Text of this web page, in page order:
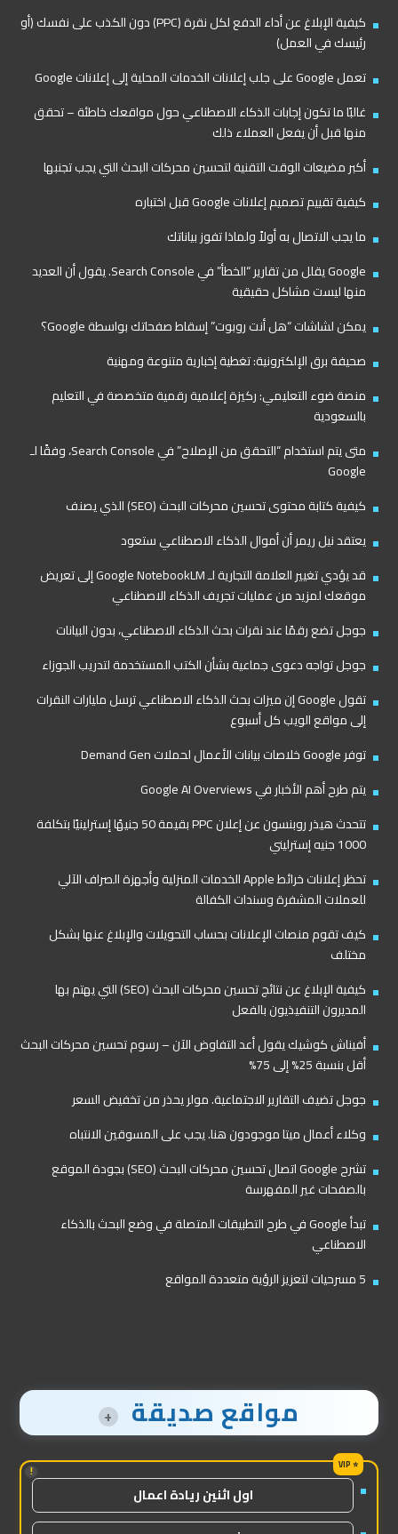
كيفية الإبلاغ عن أداء الدفع لكل نقرة (PPC) دون الكذب على نفسك (أو
رئيسك في العمل)
تعمل Google على جلب إعلانات الخدمات المحلية إلى إعلانات Google
غالبًا ما تكون إجابات الذكاء الاصطناعي حول مواقعك خاطئة – تحقق
منها قبل أن يفعل العملاء ذلك
أكبر مضيعات الوقت التقنية لتحسين محركات البحث التي يجب تجنبها
كيفية تقييم تصميم إعلانات Google قبل اختباره
ما يجب الاتصال به أولاً ولماذا تفوز بياناتك
Google يقلل من تقارير “الخطأ” في Search Console. يقول أن العديد
منها ليست مشاكل حقيقية
يمكن لشاشات “هل أنت روبوت” إسقاط صفحاتك بواسطة Google؟
صحيفة برق الإلكترونية: تغطية إخبارية متنوعة ومهنية
منصة ضوء التعليمي: ركيزة إعلامية رقمية متخصصة في التعليم
بالسعودية
متى يتم استخدام “التحقق من الإصلاح” في Search Console، وفقًا لـ
Google
كيفية كتابة محتوى تحسين محركات البحث (SEO) الذي يصنف
يعتقد نيل ريمر أن أموال الذكاء الاصطناعي ستعود
قد يؤدي تغيير العلامة التجارية لـ Google NotebookLM إلى تعريض
موقعك لمزيد من عمليات تجريف الذكاء الاصطناعي
جوجل تضع رقمًا عند نقرات بحث الذكاء الاصطناعي، بدون البيانات
جوجل تواجه دعوى جماعية بشأن الكتب المستخدمة لتدريب الجوزاء
تقول Google إن ميزات بحث الذكاء الاصطناعي ترسل مليارات النقرات
إلى مواقع الويب كل أسبوع
توفر Google خلاصات بيانات الأعمال لحملات Demand Gen
يتم طرح أهم الأخبار في Google AI Overviews
تتحدث هيذر روبنسون عن إعلان PPC بقيمة 50 جنيهًا إسترلينيًا بتكلفة
1000 جنيه إسترليني
تحظر إعلانات خرائط Apple الخدمات المنزلية وأجهزة الصراف الآلي
للعملات المشفرة وسندات الكفالة
كيف تقوم منصات الإعلانات بحساب التحويلات والإبلاغ عنها بشكل
مختلف
كيفية الإبلاغ عن نتائج تحسين محركات البحث (SEO) التي يهتم بها
المديرون التنفيذيون بالفعل
أفيناش كوشيك يقول أعد التفاوض الآن – رسوم تحسين محركات البحث
أقل بنسبة 25% إلى 75%
جوجل تضيف التقارير الاجتماعية. مولر يحذر من تخفيض السعر
وكلاء أعمال ميتا موجودون هنا. يجب على المسوقين الانتباه
تشرح Google اتصال تحسين محركات البحث (SEO) بجودة الموقع
بالصفحات غير المفهرسة
تبدأ Google في طرح التطبيقات المتصلة في وضع البحث بالذكاء
الاصطناعي
5 مسرحيات لتعزيز الرؤية متعددة المواقع
مواقع صديقة +
!
اول اثنين ريادة اعمال